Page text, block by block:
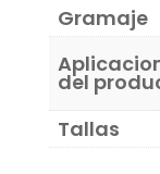
Gramaje
del
Tallas